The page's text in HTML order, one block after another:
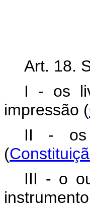
Art. 18.
I - os
impressão (
II - os
(
III - o